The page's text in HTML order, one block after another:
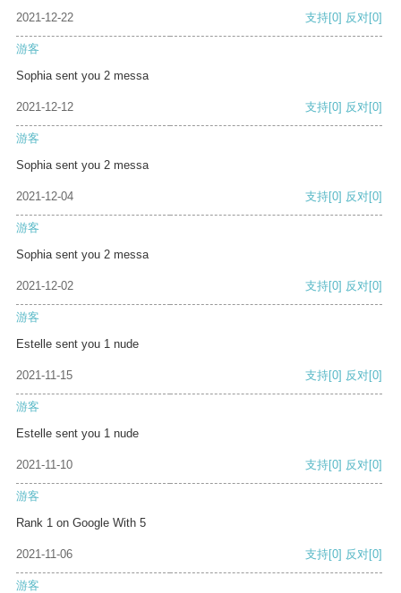
2021-12-22 支持[0] 反对[0]
游客
Sophia sent you 2 messa
2021-12-12 支持[0] 反对[0]
游客
Sophia sent you 2 messa
2021-12-04 支持[0] 反对[0]
游客
Sophia sent you 2 messa
2021-12-02 支持[0] 反对[0]
游客
Estelle sent you 1 nude
2021-11-15 支持[0] 反对[0]
游客
Estelle sent you 1 nude
2021-11-10 支持[0] 反对[0]
游客
Rank 1 on Google With 5
2021-11-06 支持[0] 反对[0]
游客